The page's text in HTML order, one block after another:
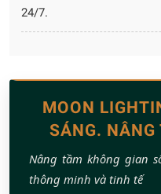
24/7.
MOON
SÁNG. NÂNG
Nâng tầm không gian
thông minh và tinh tế